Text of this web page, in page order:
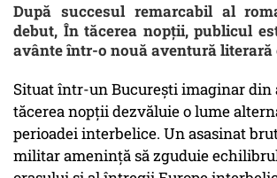
După succesul remarcabil al
debut, În tăcerea nopții, publicul
avânte într-o nouă aventură
Situat într-un București imaginar din
tăcerea nopții dezvăluie o lume
perioadei interbelice. Un asasinat
militar amenință să zguduie